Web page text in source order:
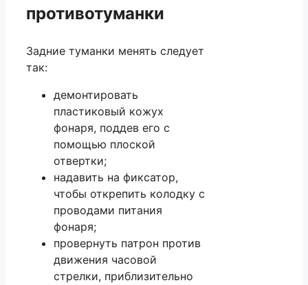
противотуманки
Задние туманки менять следует
так:
демонтировать
пластиковый кожух
фонаря, поддев его с
помощью плоской
отвертки;
надавить на фиксатор,
чтобы открепить колодку с
проводами питания
фонаря;
провернуть патрон против
движения часовой
стрелки, приблизительно